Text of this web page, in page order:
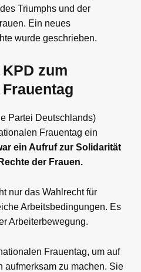
Triumphs und der
Ein neues
wurde geschrieben.
zum
Partei Deutschlands)
Frauentag ein
ein Aufruf zur Solidarität
der Frauen.
nur das Wahlrecht für
Arbeitsbedingungen. Es
Arbeiterbewegung.
Frauentag, um auf
aufmerksam zu machen. Sie